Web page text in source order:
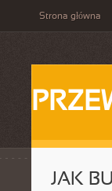
Strona główna
JAK